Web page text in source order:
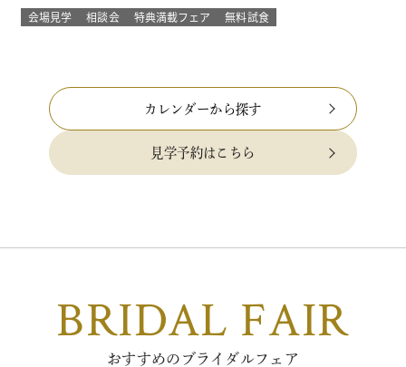
ペルでは 流れる雲や透き通る青空に包まれ まるで空の上で
挙げる結婚式 組数限定！でご提供！ このフェアに含まれるコ
会場見学 相談会 特典満載フェア 無料試食
カレンダーから探す
見学予約はこちら
BRIDAL FAIR
おすすめのブライダルフェア